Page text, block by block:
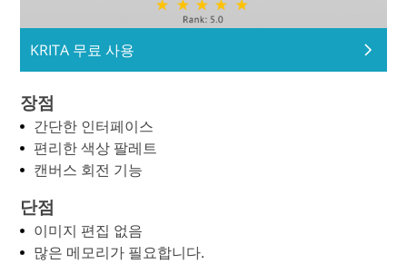
KRITA 무료 사용
장점
간단한 인터페이스
편리한 색상 팔레트
캔버스 회전 기능
단점
이미지 편집 없음
많은 메모리가 필요합니다.